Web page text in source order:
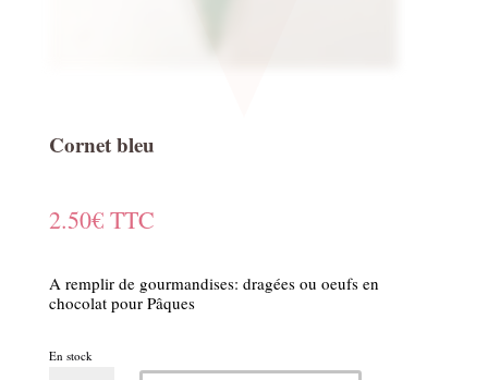
Cornet bleu
2.50€ TTC
A remplir de gourmandises: dragées ou oeufs en
chocolat pour Pâques
En stock